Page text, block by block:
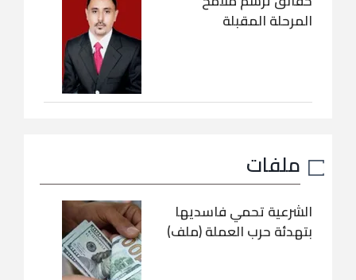
المرحلة المقبلة
ملفات
الشرعية تحمي فاسديها
بتهدئة حرب العملة (ملف)